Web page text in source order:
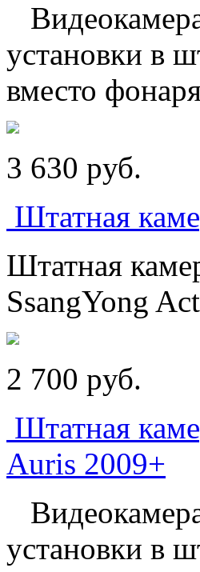
установки в
вместо
3 630 pуб.
Штатная
Штатная
SsangYong
2 700 pуб.
Штатная
Auris 2009+
установки в